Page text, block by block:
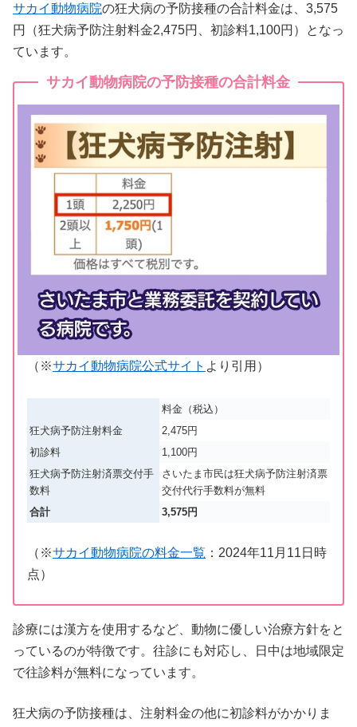
サカイ動物病院の狂犬病の予防接種の合計料金は、3,575
円（狂犬病予防注射料金2,475円、初診料1,100円）となっ
ています。
サカイ動物病院の予防接種の合計料金
（※サカイ動物病院公式サイト より引用）
料金（税込）
狂犬病予防注射料金
2,475円
初診料
1,100円
狂犬病予防注射済票交付手
数料
さいたま市民は狂犬病予防注射済票
交付代行手数料が無料
合計
3,575円
（※サカイ動物病院の料金一覧 ： 2024年11 月 11 日時
点）
診療には漢方を使用するなど、動物に優しい治療方針をと
っているのが特徴です。往診にも対応し、日中は地域限定
で往診料が無料になっています。
狂犬病の予防接種は、注射料金の他に初診料がかかりま